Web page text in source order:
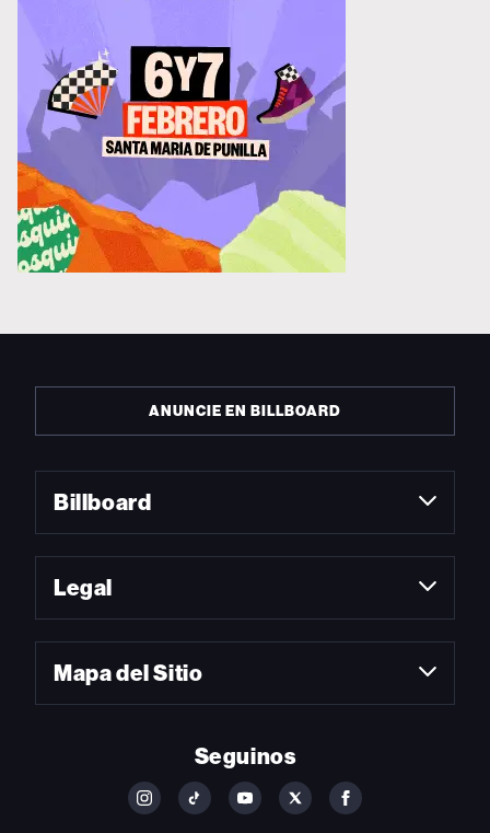
ANUNCIE EN BILLBOARD
Billboard
Legal
Mapa del Sitio
Seguinos
FOLLOWFOLLOWFOLLOWFOLLOWFOLLOW